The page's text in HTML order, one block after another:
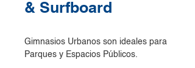
& Surfboard
Gimnasios Urbanos son ideales para
Parques y Espacios Públicos.